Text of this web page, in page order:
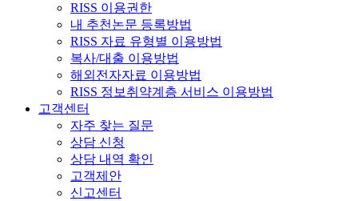
RISS 이용권한
내 추천논문 등록방법
RISS 자료 유형별 이용방법
복사/대출 이용방법
해외전자자료 이용방법
RISS 정보취약계층 서비스 이용방법
고객센터
자주 찾는 질문
상담 신청
상담 내역 확인
고객제안
신고센터